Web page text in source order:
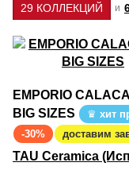
29 КОЛЛЕКЦИЙ и
EMPORIO
BIG SIZES
хит
-30%
доставим
TAU Ceramica